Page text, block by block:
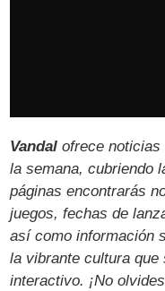
Vandal ofrece
la semana, cubriendo
páginas encontrarás
juegos, fechas de
así como información
la vibrante cultura
interactivo. ¡No